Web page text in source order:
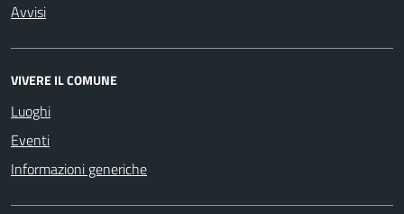
Avvisi
VIVERE IL COMUNE
Luoghi
Eventi
Informazioni generiche